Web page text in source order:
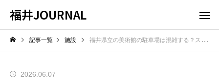
福井JOURNAL
記事一覧 施設 福井県立の美術館の駐車場は混雑する？スムーズに車を停めるための技
2026.06.07